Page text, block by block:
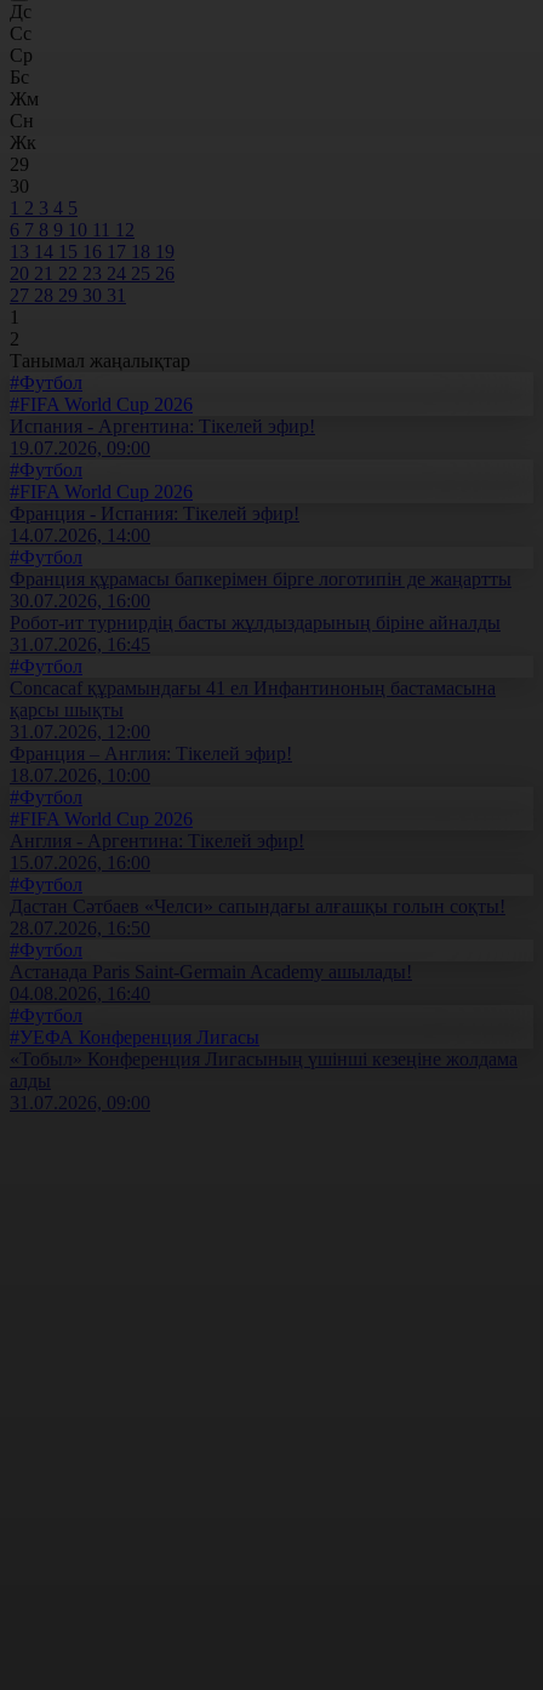
Дс
Сс
Ср
Бс
Жм
Сн
Жк
29
30
1 2 3 4 5
6 7 8 9 10 11 12
13 14 15 16 17 18 19
20 21 22 23 24 25 26
27 28 29 30 31
1
2
Танымал жаңалықтар
#Футбол
#FIFA World Cup 2026
Испания - Аргентина: Тікелей эфир!
19.07.2026, 09:00
#Футбол
#FIFA World Cup 2026
Франция - Испания: Тікелей эфир!
14.07.2026, 14:00
#Футбол
Франция құрамасы бапкерімен бірге логотипін де жаңартты
30.07.2026, 16:00
Робот-ит турнирдің басты жұлдыздарының біріне айналды
31.07.2026, 16:45
#Футбол
Concacaf құрамындағы 41 ел Инфантиноның бастамасына
қарсы шықты
31.07.2026, 12:00
Франция – Англия: Тікелей эфир!
18.07.2026, 10:00
#Футбол
#FIFA World Cup 2026
Англия - Аргентина: Тікелей эфир!
15.07.2026, 16:00
#Футбол
Дастан Сәтбаев «Челси» сапындағы алғашқы голын соқты!
28.07.2026, 16:50
#Футбол
Астанада Paris Saint-Germain Academy ашылады!
04.08.2026, 16:40
#Футбол
#УЕФА Конференция Лигасы
«Тобыл» Конференция Лигасының үшінші кезеңіне жолдама
алды
31.07.2026, 09:00